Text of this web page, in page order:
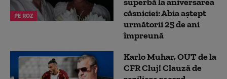
PE ROZ
căsniciei: Abia aștept
următorii 25 de ani
împreună
Karlo Muhar, OUT de la
CFR Cluj! Clauză de